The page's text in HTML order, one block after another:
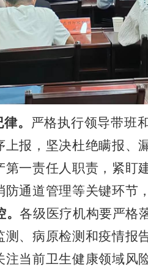
律。 严格执行领导带班
报，坚决杜绝瞒报、
一责任人职责，紧盯
通道管理等关键环节
。各级医疗机构要严格
、病原检测和疫情报
注当前卫生健康领域风